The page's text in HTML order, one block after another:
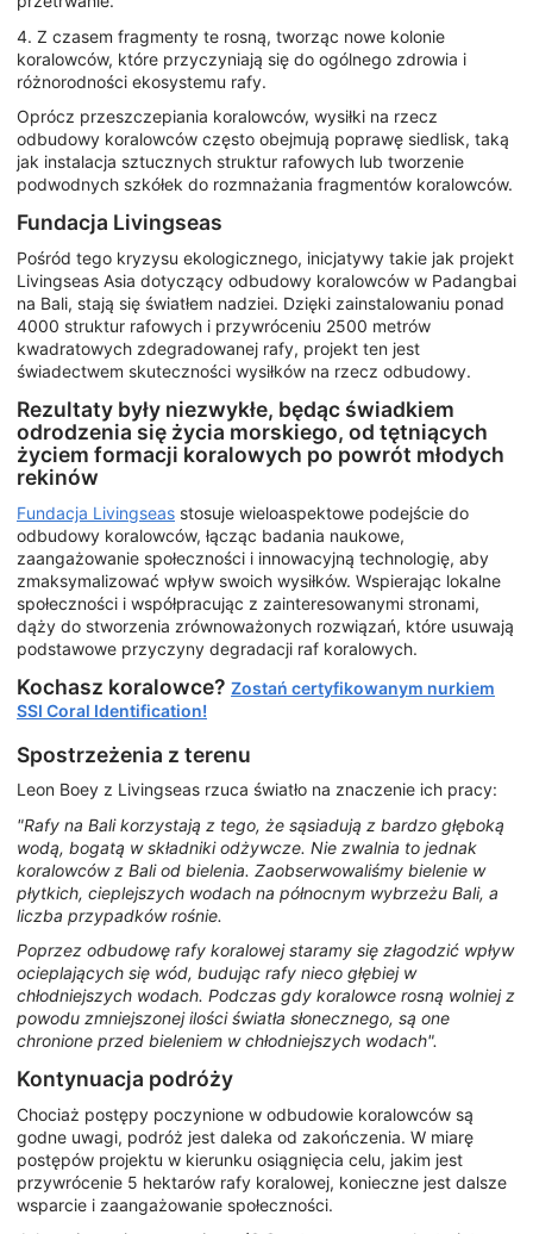
4. Z czasem fragmenty te rosną, tworząc nowe kolonie
koralowców, które przyczyniają się do ogólnego zdrowia i
różnorodności ekosystemu rafy.
Oprócz przeszczepiania koralowców, wysiłki na rzecz
odbudowy koralowców często obejmują poprawę siedlisk, taką
jak instalacja sztucznych struktur rafowych lub tworzenie
podwodnych szkółek do rozmnażania fragmentów koralowców.
Fundacja Livingseas
Pośród tego kryzysu ekologicznego, inicjatywy takie jak projekt
Livingseas Asia dotyczący odbudowy koralowców w Padangbai
na Bali, stają się światłem nadziei. Dzięki zainstalowaniu ponad
4000 struktur rafowych i przywróceniu 2500 metrów
kwadratowych zdegradowanej rafy, projekt ten jest
świadectwem skuteczności wysiłków na rzecz odbudowy.
Rezultaty były niezwykłe, będąc świadkiem
odrodzenia się życia morskiego, od tętniących
życiem formacji koralowych po powrót młodych
rekinów
Fundacja Livingseas stosuje wieloaspektowe podejście do
odbudowy koralowców, łącząc badania naukowe,
zaangażowanie społeczności i innowacyjną technologię, aby
zmaksymalizować wpływ swoich wysiłków. Wspierając lokalne
społeczności i współpracując z zainteresowanymi stronami,
dąży do stworzenia zrównoważonych rozwiązań, które usuwają
podstawowe przyczyny degradacji raf koralowych.
Kochasz koralowce? Zostań certyfikowanym nurkiem
SSI Coral Identification!
Spostrzeżenia z terenu
Leon Boey z Livingseas rzuca światło na znaczenie ich pracy:
"Rafy na Bali korzystają z tego, że sąsiadują z bardzo głęboką
wodą, bogatą w składniki odżywcze. Nie zwalnia to jednak
koralowców z Bali od bielenia. Zaobserwowaliśmy bielenie w
płytkich, cieplejszych wodach na północnym wybrzeżu Bali, a
liczba przypadków rośnie.
Poprzez odbudowę rafy koralowej staramy się złagodzić wpływ
ocieplających się wód, budując rafy nieco głębiej w
chłodniejszych wodach. Podczas gdy koralowce rosną wolniej z
powodu zmniejszonej ilości światła słonecznego, są one
chronione przed bieleniem w chłodniejszych wodach".
Kontynuacja podróży
Chociaż postępy poczynione w odbudowie koralowców są
godne uwagi, podróż jest daleka od zakończenia. W miarę
postępów projektu w kierunku osiągnięcia celu, jakim jest
przywrócenie 5 hektarów rafy koralowej, konieczne jest dalsze
wsparcie i zaangażowanie społeczności.